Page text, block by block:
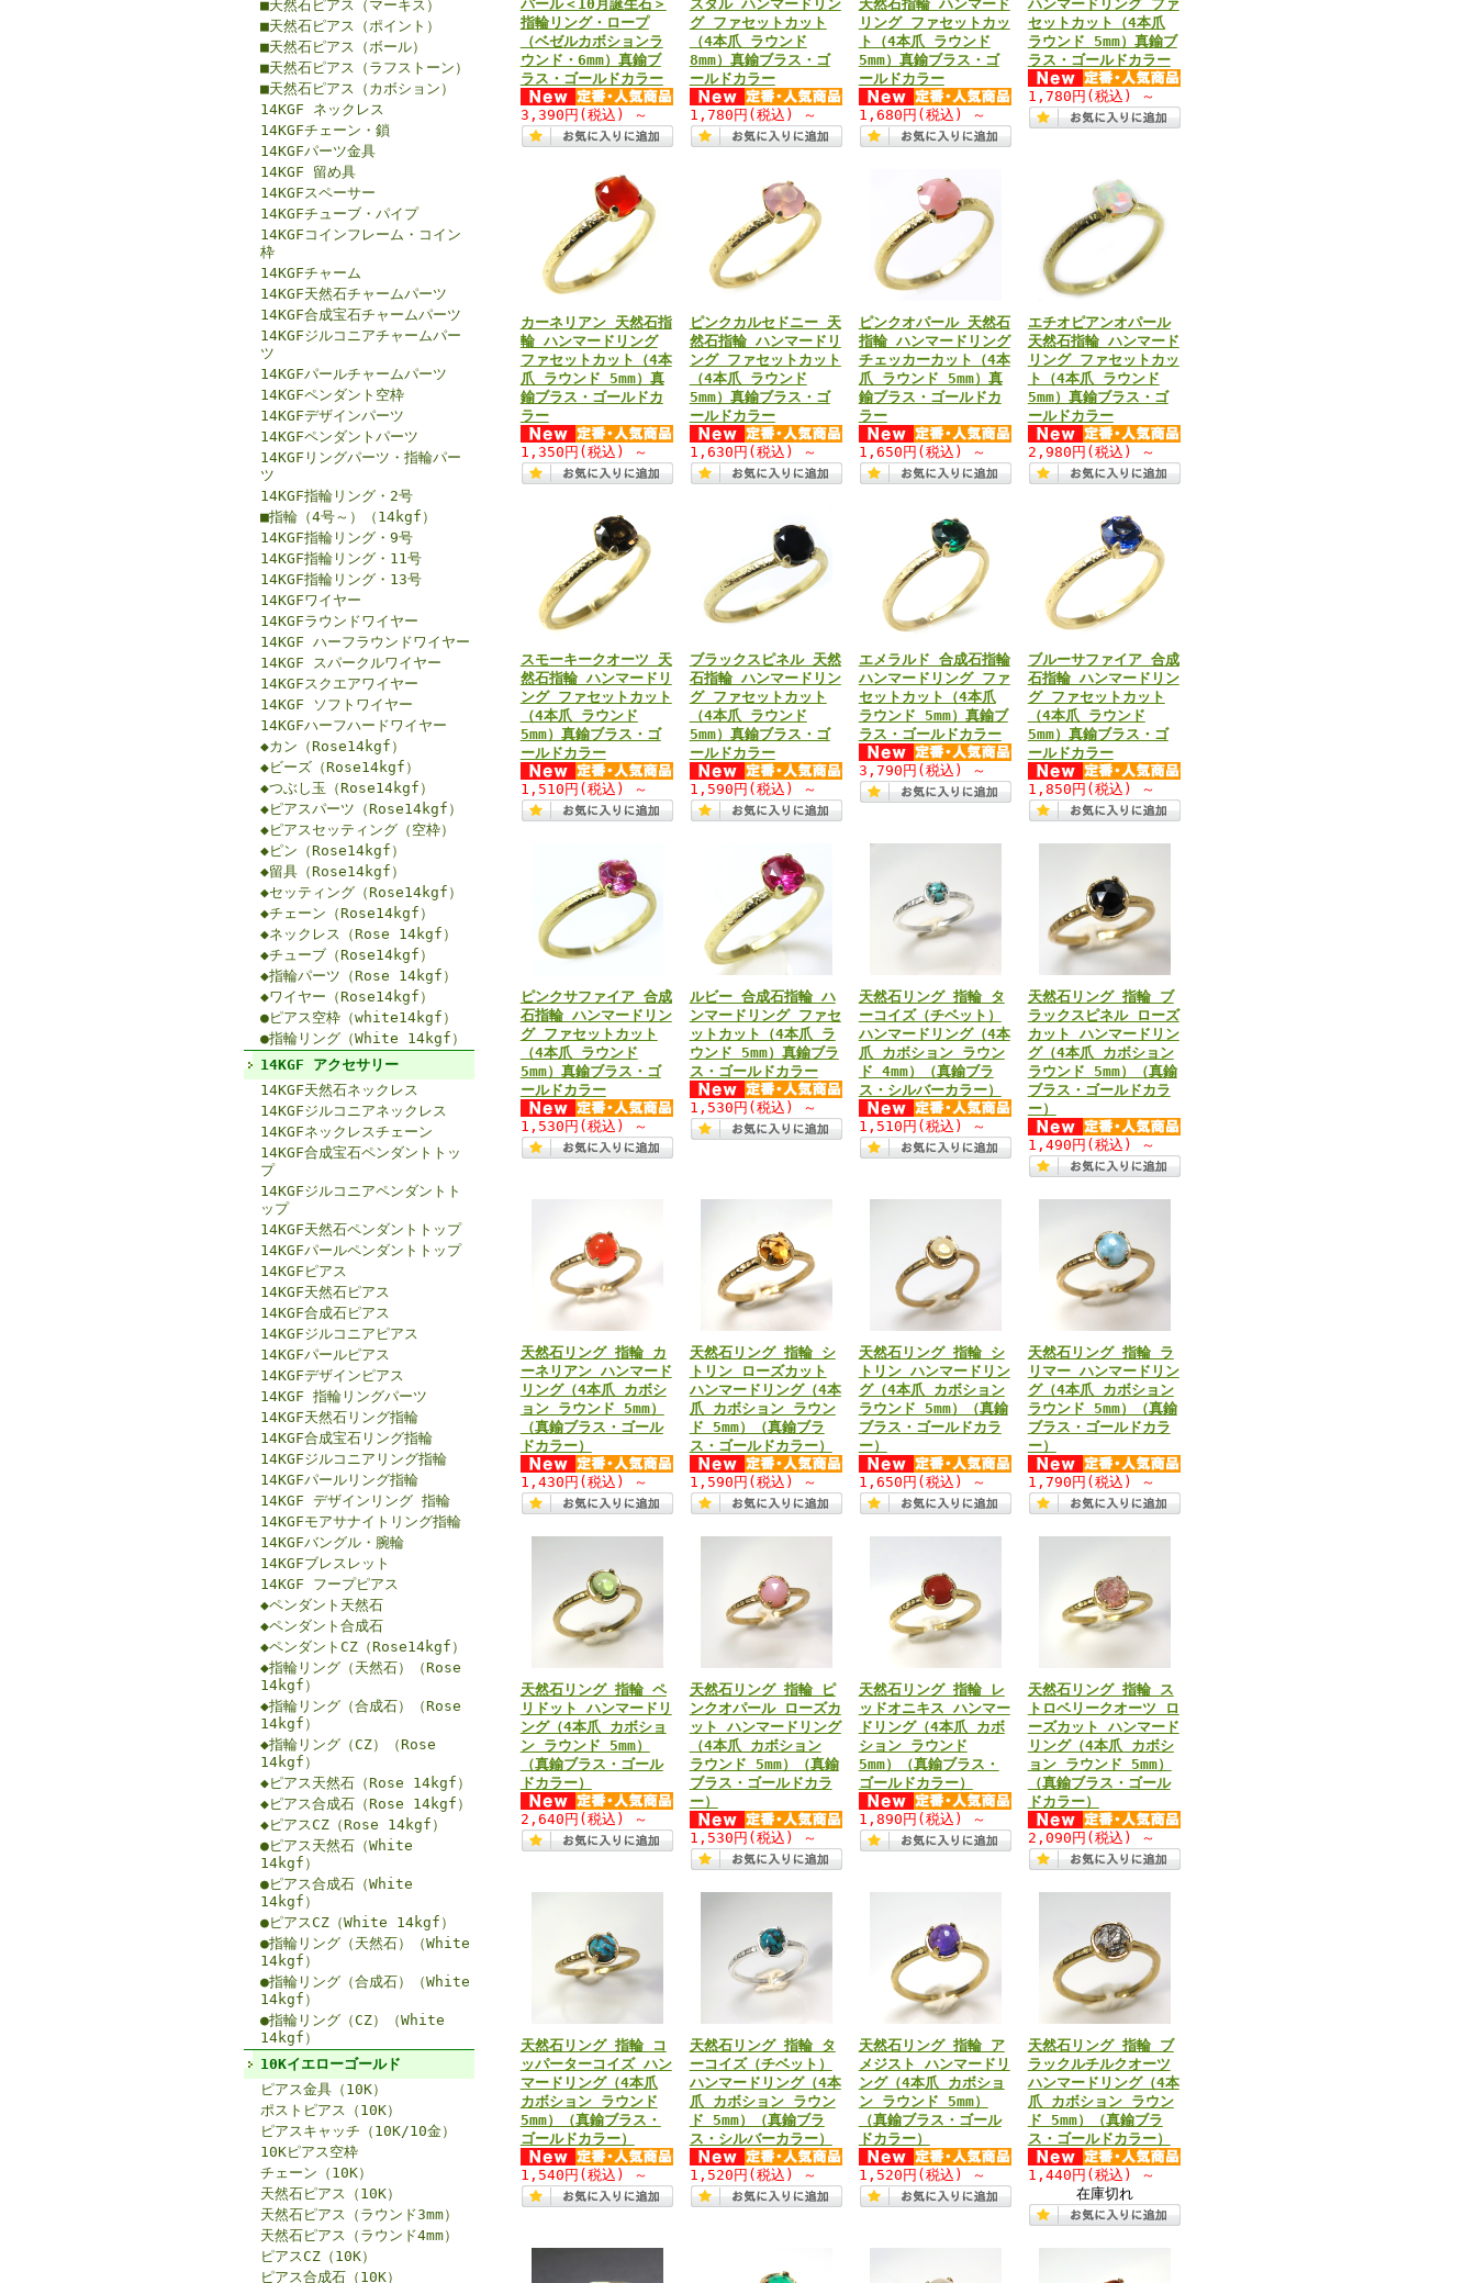
■天然石ピアス（マーキス）
■天然石ピアス（ポイント）
■天然石ピアス（ボール）
■天然石ピアス（ラフストーン）
■天然石ピアス（カボション）
14KGF ネックレス
14KGFチェーン・鎖
14KGFパーツ金具
14KGF 留め具
14KGFスペーサー
14KGFチューブ・パイプ
14KGFコインフレーム・コイン
枠
14KGFチャーム
14KGF天然石チャームパーツ
14KGF合成宝石チャームパーツ
14KGFジルコニアチャームパー
ツ
14KGFパールチャームパーツ
14KGFペンダント空枠
14KGFデザインパーツ
14KGFペンダントパーツ
14KGFリングパーツ・指輪パー
ツ
14KGF指輪リング・2号
■指輪（4号～）（14kgf）
14KGF指輪リング・9号
14KGF指輪リング・11号
14KGF指輪リング・13号
14KGFワイヤー
14KGFラウンドワイヤー
14KGF ハーフラウンドワイヤー
14KGF スパークルワイヤー
14KGFスクエアワイヤー
14KGF ソフトワイヤー
14KGFハーフハードワイヤー
◆カン（Rose14kgf）
◆ビーズ（Rose14kgf）
◆つぶし玉（Rose14kgf）
◆ピアスパーツ（Rose14kgf）
◆ピアスセッティング（空枠）
◆ピン（Rose14kgf）
◆留具（Rose14kgf）
◆セッティング（Rose14kgf）
◆チェーン（Rose14kgf）
◆ネックレス（Rose 14kgf）
◆チューブ（Rose14kgf）
◆指輪パーツ（Rose 14kgf）
◆ワイヤー（Rose14kgf）
●ピアス空枠（white14kgf）
●指輪リング（White 14kgf）
14KGF アクセサリー
14KGF天然石ネックレス
14KGFジルコニアネックレス
14KGFネックレスチェーン
14KGF合成宝石ペンダントトッ
プ
14KGFジルコニアペンダントト
ップ
14KGF天然石ペンダントトップ
14KGFパールペンダントトップ
14KGFピアス
14KGF天然石ピアス
14KGF合成石ピアス
14KGFジルコニアピアス
14KGFパールピアス
14KGFデザインピアス
14KGF 指輪リングパーツ
14KGF天然石リング指輪
14KGF合成宝石リング指輪
14KGFジルコニアリング指輪
14KGFパールリング指輪
14KGF デザインリング 指輪
14KGFモアサナイトリング指輪
14KGFバングル・腕輪
14KGFブレスレット
14KGF フープピアス
◆ペンダント天然石
◆ペンダント合成石
◆ペンダントCZ（Rose14kgf）
◆指輪リング（天然石）（Rose
14kgf）
◆指輪リング（合成石）（Rose
14kgf）
◆指輪リング（CZ）（Rose
14kgf）
◆ピアス天然石（Rose 14kgf）
◆ピアス合成石（Rose 14kgf）
◆ピアスCZ（Rose 14kgf）
●ピアス天然石（White
14kgf）
●ピアス合成石（White
14kgf）
●ピアスCZ（White 14kgf）
●指輪リング（天然石）（White
14kgf）
●指輪リング（合成石）（White
14kgf）
●指輪リング（CZ）（White
14kgf）
10Kイエローゴールド
ピアス金具（10K）
ポストピアス（10K）
ピアスキャッチ（10K/10金）
10Kピアス空枠
チェーン（10K）
天然石ピアス（10K）
天然石ピアス（ラウンド3mm）
天然石ピアス（ラウンド4mm）
ピアスCZ（10K）
ピアス合成石（10K）
パール＜10月誕生石＞
指輪リング・ロープ
（ベゼルカボションラ
ウンド・6mm）真鍮ブ
ラス・ゴールドカラー
3,390円 (税込) ～
スタル ハンマードリン
グ ファセットカット
（4本爪 ラウンド
8mm）真鍮ブラス・ゴ
ールドカラー
1,780円 (税込) ～
天然石指輪 ハンマード
リング ファセットカッ
ト（4本爪 ラウンド
5mm）真鍮ブラス・ゴ
ールドカラー
1,680円 (税込) ～
ハンマードリング ファ
セットカット（4本爪
ラウンド 5mm）真鍮ブ
ラス・ゴールドカラー
1,780円 (税込) ～
カーネリアン 天然石指
輪 ハンマードリング
ファセットカット（4本
爪 ラウンド 5mm）真
鍮ブラス・ゴールドカ
ラー
1,350円 (税込) ～
ピンクカルセドニー 天
然石指輪 ハンマードリ
ング ファセットカット
（4本爪 ラウンド
5mm）真鍮ブラス・ゴ
ールドカラー
1,630円 (税込) ～
ピンクオパール 天然石
指輪 ハンマードリング
チェッカーカット（4本
爪 ラウンド 5mm）真
鍮ブラス・ゴールドカ
ラー
1,650円 (税込) ～
エチオピアンオパール
天然石指輪 ハンマード
リング ファセットカッ
ト（4本爪 ラウンド
5mm）真鍮ブラス・ゴ
ールドカラー
2,980円 (税込) ～
スモーキークオーツ 天
然石指輪 ハンマードリ
ング ファセットカット
（4本爪 ラウンド
5mm）真鍮ブラス・ゴ
ールドカラー
1,510円 (税込) ～
ブラックスピネル 天然
石指輪 ハンマードリン
グ ファセットカット
（4本爪 ラウンド
5mm）真鍮ブラス・ゴ
ールドカラー
1,590円 (税込) ～
エメラルド 合成石指輪
ハンマードリング ファ
セットカット（4本爪
ラウンド 5mm）真鍮ブ
ラス・ゴールドカラー
3,790円 (税込) ～
ブルーサファイア 合成
石指輪 ハンマードリン
グ ファセットカット
（4本爪 ラウンド
5mm）真鍮ブラス・ゴ
ールドカラー
1,850円 (税込) ～
ピンクサファイア 合成
石指輪 ハンマードリン
グ ファセットカット
（4本爪 ラウンド
5mm）真鍮ブラス・ゴ
ールドカラー
1,530円 (税込) ～
ルビー 合成石指輪 ハ
ンマードリング ファセ
ットカット（4本爪 ラ
ウンド 5mm）真鍮ブラ
ス・ゴールドカラー
1,530円 (税込) ～
天然石リング 指輪 タ
ーコイズ（チベット）
ハンマードリング（4本
爪 カボション ラウン
ド 4mm）（真鍮ブラ
ス・シルバーカラー）
1,510円 (税込) ～
天然石リング 指輪 ブ
ラックスピネル ローズ
カット ハンマードリン
グ（4本爪 カボション
ラウンド 5mm）（真鍮
ブラス・ゴールドカラ
ー）
1,490円 (税込) ～
天然石リング 指輪 カ
ーネリアン ハンマード
リング（4本爪 カボシ
ョン ラウンド 5mm）
（真鍮ブラス・ゴール
ドカラー）
1,430円 (税込) ～
天然石リング 指輪 シ
トリン ローズカット
ハンマードリング（4本
爪 カボション ラウン
ド 5mm）（真鍮ブラ
ス・ゴールドカラー）
1,590円 (税込) ～
天然石リング 指輪 シ
トリン ハンマードリン
グ（4本爪 カボション
ラウンド 5mm）（真鍮
ブラス・ゴールドカラ
ー）
1,650円 (税込) ～
天然石リング 指輪 ラ
リマー ハンマードリン
グ（4本爪 カボション
ラウンド 5mm）（真鍮
ブラス・ゴールドカラ
ー）
1,790円 (税込) ～
天然石リング 指輪 ペ
リドット ハンマードリ
ング（4本爪 カボショ
ン ラウンド 5mm）
（真鍮ブラス・ゴール
ドカラー）
2,640円 (税込) ～
天然石リング 指輪 ピ
ンクオパール ローズカ
ット ハンマードリング
（4本爪 カボション
ラウンド 5mm）（真鍮
ブラス・ゴールドカラ
ー）
1,530円 (税込) ～
天然石リング 指輪 レ
ッドオニキス ハンマー
ドリング（4本爪 カボ
ション ラウンド
5mm）（真鍮ブラス・
ゴールドカラー）
1,890円 (税込) ～
天然石リング 指輪 ス
トロベリークオーツ ロ
ーズカット ハンマード
リング（4本爪 カボシ
ョン ラウンド 5mm）
（真鍮ブラス・ゴール
ドカラー）
2,090円 (税込) ～
天然石リング 指輪 コ
ッパーターコイズ ハン
マードリング（4本爪
カボション ラウンド
5mm）（真鍮ブラス・
ゴールドカラー）
1,540円 (税込) ～
天然石リング 指輪 タ
ーコイズ（チベット）
ハンマードリング（4本
爪 カボション ラウン
ド 5mm）（真鍮ブラ
ス・シルバーカラー）
1,520円 (税込) ～
天然石リング 指輪 ア
メジスト ハンマードリ
ング（4本爪 カボショ
ン ラウンド 5mm）
（真鍮ブラス・ゴール
ドカラー）
1,520円 (税込) ～
天然石リング 指輪 ブ
ラックルチルクオーツ
ハンマードリング（4本
爪 カボション ラウン
ド 5mm）（真鍮ブラ
ス・ゴールドカラー）
1,440円 (税込)
～
在庫切れ